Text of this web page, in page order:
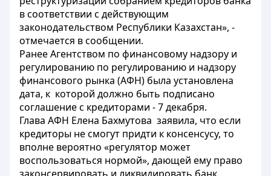
в соответствии с действующим
законодательством Республики Казахстан», -
отмечается в сообщении.
Ранее Агентством по финансовому надзору и
регулированию по регулированию и надзору
финансового рынка (АФН) была установлена
дата, к которой должно быть подписано
соглашение с кредиторами - 7 декабря.
Глава АФН Елена Бахмутова заявила, что если
кредиторы не смогут придти к консенсусу, то
вполне вероятно «регулятор может
воспользоваться нормой», дающей ему право